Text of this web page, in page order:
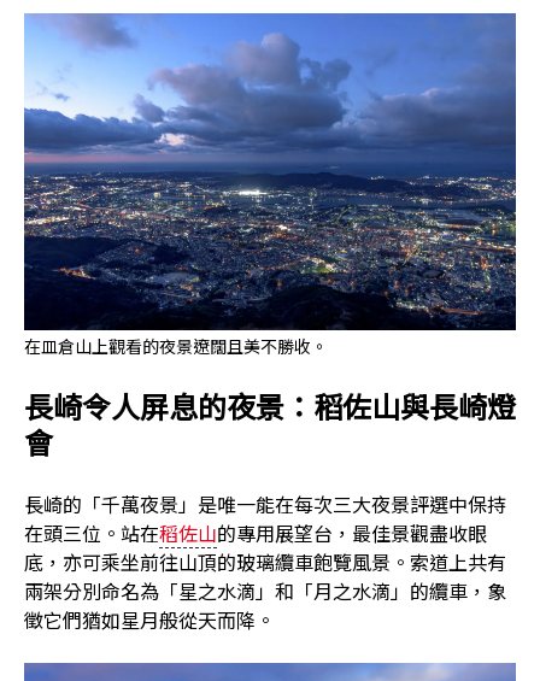
在皿倉山上觀看的夜景遼闊且美不勝收。
長崎令人屏息的夜景：稻佐山與長崎燈
會
長崎的「千萬夜景」是唯一能在每次三大夜景評選中保持
在頭三位。站在稻佐山的專用展望台，最佳景觀盡收眼
底，亦可乘坐前往山頂的玻璃纜車飽覽風景。索道上共有
兩架分別命名為「星之水滴」和「月之水滴」的纜車，象
徵它們猶如星月般從天而降。